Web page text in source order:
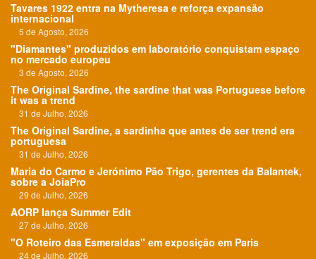
Tavares 1922 entra na Mytheresa e reforça expansão
internacional
5 de Agosto, 2026
"Diamantes" produzidos em laboratório conquistam espaço
no mercado europeu
3 de Agosto, 2026
The Original Sardine, the sardine that was Portuguese before
it was a trend
31 de Julho, 2026
The Original Sardine, a sardinha que antes de ser trend era
portuguesa
31 de Julho, 2026
Maria do Carmo e Jerónimo Pão Trigo, gerentes da Balantek,
sobre a JoiaPro
29 de Julho, 2026
AORP lança Summer Edit
27 de Julho, 2026
"O Roteiro das Esmeraldas" em exposição em Paris
24 de Julho, 2026